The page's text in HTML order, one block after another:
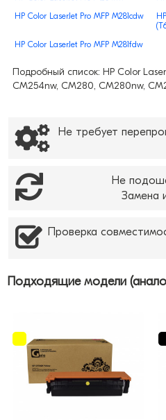
HP Color LaserJet Pro MFP M281cdw
HP Color LaserJet Pro MFP M281fdw
Подробный список: HP Color
CM254nw, CM280, CM280nw,
Не требует
Не
Замена
Проверка
Подходящие модели